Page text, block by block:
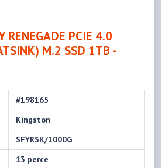
RENEGADE PCIE 4.0
M.2 SSD 1TB -
#198165
Kingston
SFYRSK/1000G
13 perce